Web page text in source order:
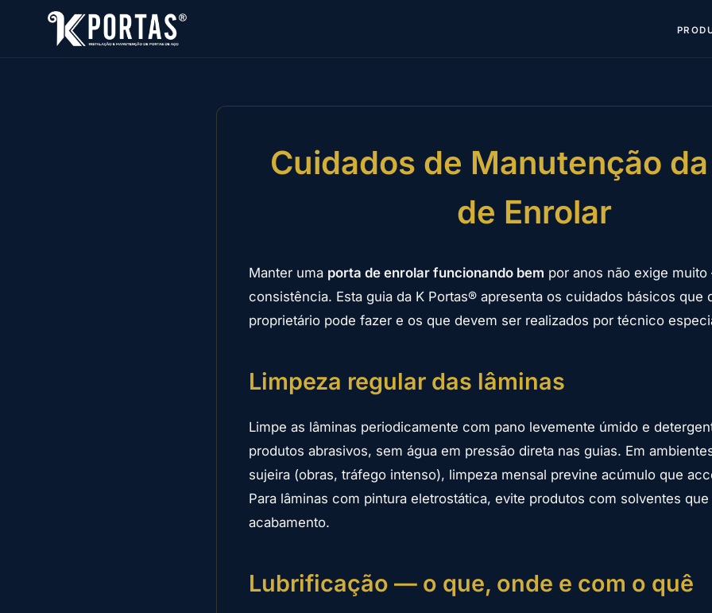
Cuidados de Manutenção
de Enrolar
Manter uma porta de enrolar funcionando bem por anos não exige
consistência. Esta guia da K Portas® apresenta os cuidados básicos que
proprietário pode fazer e os que devem ser realizados por técnico
Limpeza regular das lâminas
Limpe as lâminas periodicamente com pano levemente úmido e
produtos abrasivos, sem água em pressão direta nas guias. Em
sujeira (obras, tráfego intenso), limpeza mensal previne acúmulo que
Para lâminas com pintura eletrostática, evite produtos com solventes que
acabamento.
Lubrificação — o que, onde e com o quê